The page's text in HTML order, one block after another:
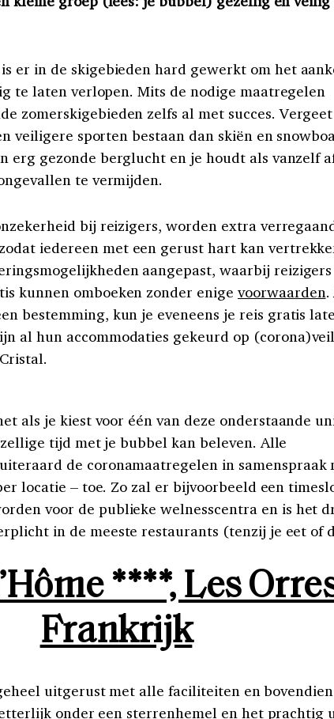
er in de skigebieden hard gewerkt om het
te laten verlopen. Mits de nodige maatregelen
zomerskigebieden zelfs al met succes.
veiligere sporten bestaan dan skiën en
erg gezonde berglucht en je houdt als vanzelf
te vermijden.
bij reizigers, worden extra
iedereen met een gerust hart kan
aangepast, waarbij
kunnen omboeken zonder enige voorwaarden.
bestemming, kun je eveneens je reis gratis
al hun accommodaties gekeurd op
als je kiest voor één van deze onderstaande
tijd met je bubbel kan beleven. Alle
de coronamaatregelen in samenspraak
locatie – toe. Zo zal er bijvoorbeeld een
voor de publieke welnesscentra en is het
in de meeste restaurants (tenzij je eet of
****, Les
Frankrijk
uitgerust met alle faciliteiten en
onder een sterrenhemel en het prachtig